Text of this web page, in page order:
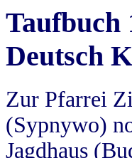
Taufbuch
Deutsch
Zur Pfarrei
(Sypnywo)
Jagdhaus